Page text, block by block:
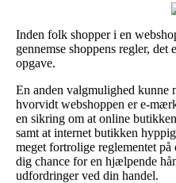
Inden folk shopper i en
gennemse shoppens regler,
opgave.
En anden valgmulighed kunne
hvorvidt webshoppen er e-
en sikring om at online
samt at internet butikken
meget fortrolige reglementet
dig chance for en hjælpende
udfordringer ved din handel.